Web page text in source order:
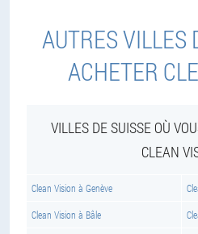
AUTRES VILLES
ACHETER
VILLES DE SUISSE OÙ
CLEAN
Clean Vision à Genève
Clean Vision à Bâle